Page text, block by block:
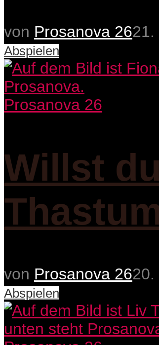
von Prosanova 2621.
Abspielen
Prosanova 26
Willst
von Prosanova 2620.
Abspielen